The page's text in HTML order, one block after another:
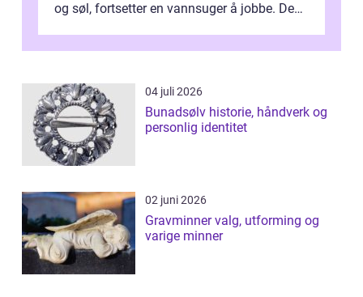
og søl, fortsetter en vannsuger å jobbe. Den
04 juli 2026
Bunadsølv historie, håndverk og
personlig identitet
02 juni 2026
Gravminner valg, utforming og
varige minner